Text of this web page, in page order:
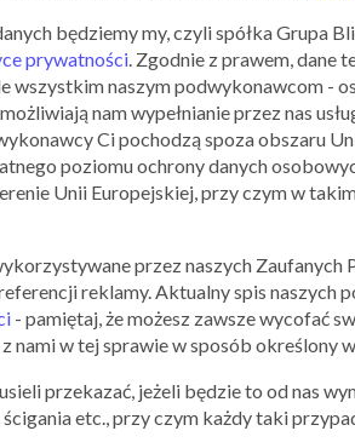
PODOBNE MARKI
będziemy my, czyli spółka Grupa
prywatności. Zgodnie z prawem, dane
wszystkim naszym podwykonawcom -
nam wypełnianie przez nas
Ci pochodzą spoza obszaru
poziomu ochrony danych
Unii Europejskiej, przy czym w
przez naszych
reklamy. Aktualny spis
- pamiętaj, że możesz zawsze wycofać
nami w tej sprawie w sposób określony
przekazać, jeżeli będzie to od nas
etc., przy czym każdy taki